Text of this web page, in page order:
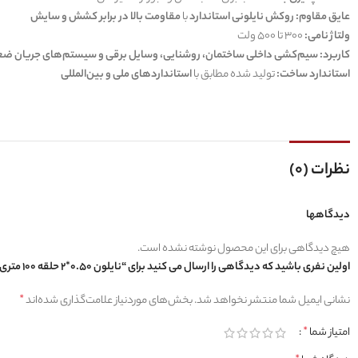
عایق مقاوم:روکش نایلونی استانداردبامقاومت بالا در برابر کشش و سایش
ولتاژ نامی:
کاربرد:سیم‌کشی داخلی ساختمان، روشنایی، وسایل برقی و سیستم‌های جریان
استاندارد ساخت:تولید شده مطابق بااستانداردهای ملی و بین‌المللی
نظرات (0)
دیدگاهها
هیچ دیدگاهی برای این محصول نوشته نشده است.
اولین نفری باشید که دیدگاهی را ارسال می کنید برای “نایلون 0.50*2 حلقه 100 متری”
نشانی ایمیل شما منتشر نخواهد شد.بخش‌های موردنیاز علامت‌گذاری شده‌اند*
امتیاز شما*